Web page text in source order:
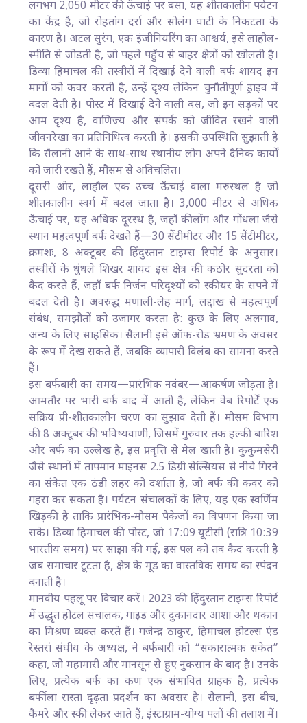
लगभग 2,050 मीटर की ऊँचाई पर बसा, यह शीतकालीन पर्यटन
का केंद्र है, जो रोहतांग दर्रा और सोलंग घाटी के निकटता के
कारण है। अटल सुरंग, एक इंजीनियरिंग का आश्चर्य, इसे लाहौल-
स्पीति से जोड़ती है, जो पहले पहुँच से बाहर क्षेत्रों को खोलती है।
डिव्या हिमाचल की तस्वीरों में दिखाई देने वाली बर्फ शायद इन
मार्गों को कवर करती है, उन्हें दृश्य लेकिन चुनौतीपूर्ण ड्राइव में
बदल देती है। पोस्ट में दिखाई देने वाली बस, जो इन सड़कों पर
आम दृश्य है, वाणिज्य और संपर्क को जीवित रखने वाली
जीवनरेखा का प्रतिनिधित्व करती है। इसकी उपस्थिति सुझाती है
कि सैलानी आने के साथ-साथ स्थानीय लोग अपने दैनिक कार्यों
को जारी रखते हैं, मौसम से अविचलित।
दूसरी ओर, लाहौल एक उच्च ऊँचाई वाला मरुस्थल है जो
शीतकालीन स्वर्ग में बदल जाता है। 3,000 मीटर से अधिक
ऊँचाई पर, यह अधिक दूरस्थ है, जहाँ कीलोंग और गोंधला जैसे
स्थान महत्वपूर्ण बर्फ देखते हैं—30 सेंटीमीटर और 15 सेंटीमीटर,
क्रमशः, 8 अक्टूबर की हिंदुस्तान टाइम्स रिपोर्ट के अनुसार।
तस्वीरों के धुंधले शिखर शायद इस क्षेत्र की कठोर सुंदरता को
कैद करते हैं, जहाँ बर्फ निर्जन परिदृश्यों को स्कीयर के सपने में
बदल देती है। अवरुद्ध मणाली-लेह मार्ग, लद्दाख से महत्वपूर्ण
संबंध, समझौतों को उजागर करता है: कुछ के लिए अलगाव,
अन्य के लिए साहसिक। सैलानी इसे ऑफ-रोड भ्रमण के अवसर
के रूप में देख सकते हैं, जबकि व्यापारी विलंब का सामना करते
हैं।
इस बर्फबारी का समय—प्रारंभिक नवंबर—आकर्षण जोड़ता है।
आमतौर पर भारी बर्फ बाद में आती है, लेकिन वेब रिपोर्टें एक
सक्रिय प्री-शीतकालीन चरण का सुझाव देती हैं। मौसम विभाग
की 8 अक्टूबर की भविष्यवाणी, जिसमें गुरुवार तक हल्की बारिश
और बर्फ का उल्लेख है, इस प्रवृत्ति से मेल खाती है। कुकुमसेरी
जैसे स्थानों में तापमान माइनस 2.5 डिग्री सेल्सियस से नीचे गिरने
का संकेत एक ठंडी लहर को दर्शाता है, जो बर्फ की कवर को
गहरा कर सकता है। पर्यटन संचालकों के लिए, यह एक स्वर्णिम
खिड़की है ताकि प्रारंभिक-मौसम पैकेजों का विपणन किया जा
सके। डिव्या हिमाचल की पोस्ट, जो 17:09 यूटीसी (रात्रि 10:39
भारतीय समय) पर साझा की गई, इस पल को तब कैद करती है
जब समाचार टूटता है, क्षेत्र के मूड का वास्तविक समय का स्पंदन
बनाती है।
मानवीय पहलू पर विचार करें। 2023 की हिंदुस्तान टाइम्स रिपोर्ट
में उद्धृत होटल संचालक, गाइड और दुकानदार आशा और थकान
का मिश्रण व्यक्त करते हैं। गजेन्द्र ठाकुर, हिमाचल होटल्स एंड
रेस्तरां संघीय के अध्यक्ष, ने बर्फबारी को “सकारात्मक संकेत”
कहा, जो महामारी और मानसून से हुए नुकसान के बाद है। उनके
लिए, प्रत्येक बर्फ का कण एक संभावित ग्राहक है, प्रत्येक
बर्फीला रास्ता दृढ़ता प्रदर्शन का अवसर है। सैलानी, इस बीच,
कैमरे और स्की लेकर आते हैं, इंस्टाग्राम-योग्य पलों की तलाश में।